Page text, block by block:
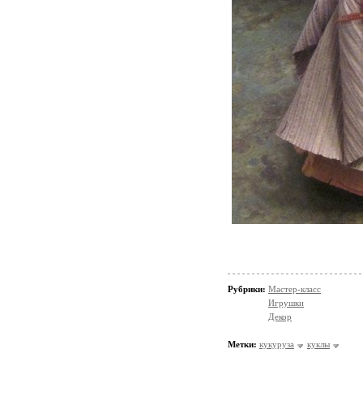
Рубрики: Мастер-класс
Игрушки
Декор
Метки: кукуруза куклы